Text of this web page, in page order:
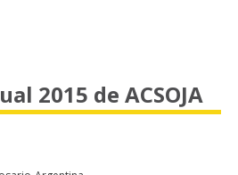
2015 de ACSOJA